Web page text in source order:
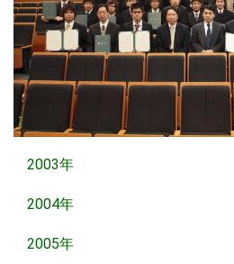
2003年
2004年
2005年